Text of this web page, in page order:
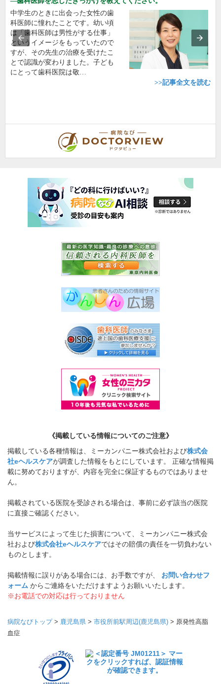
中学生のときに出会った女性の歯
科医師に憧れたことです。幼い頃
は「歯科医師は男性がする仕事」
というイメージをもっていたので
すが、その先生の治療を受けたこ
とで認識が変わりました。子ども
にとって歯科医院は敬…
>>記事全文を読む
《掲載している情報についてのご注意》
掲載している各種情報は、ミーカンパニー株式会社および株式会
社eヘルスケアが調査した情報をもとにしています。 正確な情報掲
載に努めておりますが、内容を完全に保証するものではありませ
ん。
掲載されている医院を受診される場合は、事前に必ず該当の医院
に直接ご確認ください。
当サービスによって生じた損害について、ミーカンパニー株式会
社および株式会社eヘルスケアではその賠償の責任を一切負わない
ものとします。
掲載情報に誤りがある場合には、お手数ですが、 お問い合わせフ
ォーム からご連絡をいただけますようお願いいたします。
※お電話での対応は行っておりません
病院なびトップ> 鹿児島県 > 市役所前駅周辺(鹿児島県) > 原発性高脂
血症